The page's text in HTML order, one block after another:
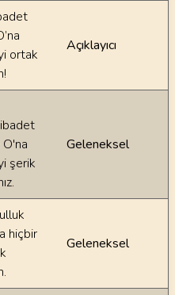
ortak
Açıklayıcı
şerik
Geleneksel
hiçbir
Geleneksel